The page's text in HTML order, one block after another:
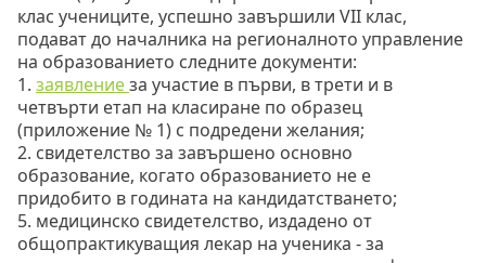
клас учениците, успешно завършили VІІ клас,
подават до началника на регионалното управление
на образованието следните документи:
1. заявление за участие в първи, в трети и в
четвърти етап на класиране по образец
(приложение № 1) с подредени желания;
2. свидетелство за завършено основно
образование, когато образованието не е
придобито в годината на кандидатстването;
5. медицинско свидетелство, издадено от
общопрактикуващия лекар на ученика - за